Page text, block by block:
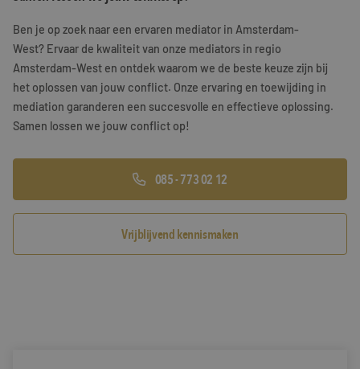
Training & Leiderschap
Referenties
Blogs
Documenten
Gratis folder
Ben je op zoek naar een ervaren mediator in Amsterdam-
West? Ervaar de kwaliteit van onze mediators in regio
Amsterdam-West en ontdek waarom we de beste keuze zijn bij
het oplossen van jouw conflict. Onze ervaring en toewijding in
mediation garanderen een succesvolle en effectieve oplossing.
Samen lossen we jouw conflict op!
085 - 773 02 12
Vrijblijvend kennismaken